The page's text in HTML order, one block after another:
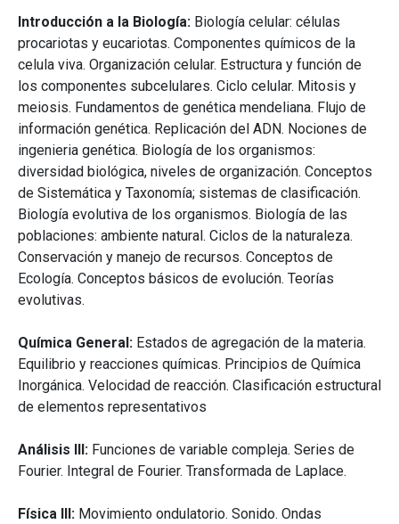
Introducción a la Biología: Biología celular: células
procariotas y eucariotas. Componentes químicos de la
celula viva. Organización celular. Estructura y función de
los componentes subcelulares. Ciclo celular. Mitosis y
meiosis. Fundamentos de genética mendeliana. Flujo de
información genética. Replicación del ADN. Nociones de
ingenieria genética. Biología de los organismos:
diversidad biológica, niveles de organización. Conceptos
de Sistemática y Taxonomía; sistemas de clasificación.
Biología evolutiva de los organismos. Biología de las
poblaciones: ambiente natural. Ciclos de la naturaleza.
Conservación y manejo de recursos. Conceptos de
Ecología. Conceptos básicos de evolución. Teorías
evolutivas.
Química General: Estados de agregación de la materia.
Equilibrio y reacciones químicas. Principios de Química
Inorgánica. Velocidad de reacción. Clasificación estructural
de elementos representativos
Análisis III: Funciones de variable compleja. Series de
Fourier. Integral de Fourier. Transformada de Laplace.
Física III: Movimiento ondulatorio. Sonido. Ondas